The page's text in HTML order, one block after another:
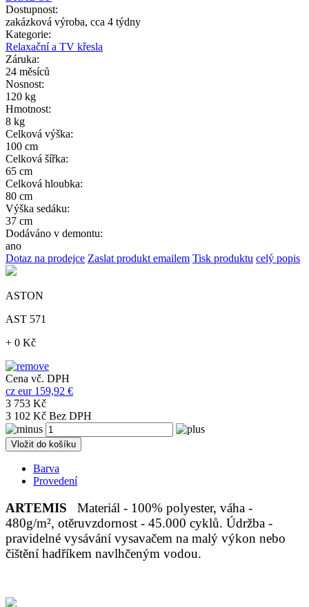
Dostupnost:
zakázková výroba, cca 4 týdny
Kategorie:
Relaxační a TV křesla
Záruka:
24 měsíců
Nosnost:
120 kg
Hmotnost:
8 kg
Celková výška:
100 cm
Celková šířka:
65 cm
Celková hloubka:
80 cm
Výška sedáku:
37 cm
Dodáváno v demontu:
ano
Dotaz na prodejce Zaslat produkt emailem Tisk produktu celý popis
ASTON
AST 571
+ 0 Kč
Cena vč. DPH
cz eur 159,92 €
3 753 Kč
3 102 Kč Bez DPH
Vložit do košíku
Barva
Provedení
ARTEMIS
Materiál - 100% polyester, váha -
480g/m², otěruvzdornost - 45.000 cyklů. Údržba -
pravidelné vysávání vysavačem na malý výkon nebo
čištění hadříkem navlhčeným vodou.